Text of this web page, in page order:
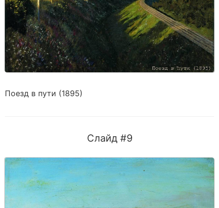
Поезд в пути (1895)
Слайд #9